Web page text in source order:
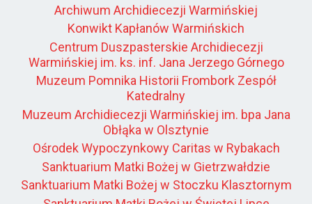
Archiwum Archidiecezji Warmińskiej
Konwikt Kapłanów Warmińskich
Centrum Duszpasterskie Archidiecezji
Warmińskiej im. ks. inf. Jana Jerzego Górnego
Muzeum Pomnika Historii Frombork Zespół
Katedralny
Muzeum Archidiecezji Warmińskiej im. bpa Jana
Obłąka w Olsztynie
Ośrodek Wypoczynkowy Caritas w Rybakach
Sanktuarium Matki Bożej w Gietrzwałdzie
Sanktuarium Matki Bożej w Stoczku Klasztornym